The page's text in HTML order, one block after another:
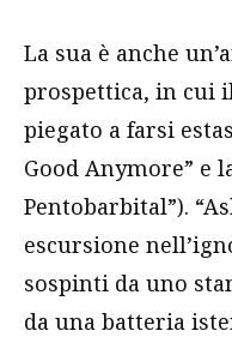
La sua è anche
prospettica, in cui
piegato a farsi
Good Anymore” e
Pentobarbital”).
escursione
sospinti da uno
da una batteria